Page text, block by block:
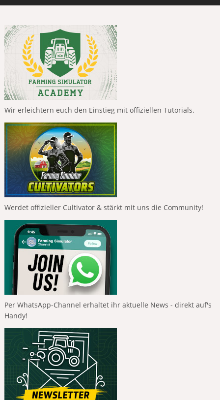
Wir erleichtern euch den Einstieg mit offiziellen Tutorials.
Werdet offizieller Cultivator & stärkt mit uns die Community!
Per WhatsApp-Channel erhaltet ihr aktuelle News - direkt auf's
Handy!